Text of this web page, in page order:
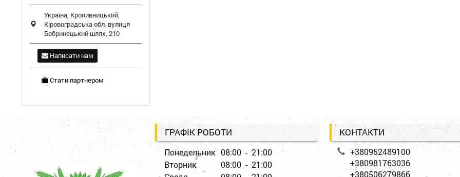
Україна, Кропивницький,
Кіровоградська обл. вулиця
Бобринецький шлях, 210
Написати нам
Стати партнером
ГРАФІК РОБОТИ
Понедельник 08:00 - 21:00
Вторник
08:00 - 21:00
КОНТАКТИ
+380952489100
+380981763036
+380506279866